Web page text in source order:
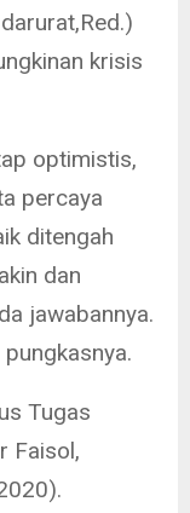
krisis
optimistis,
percaya
ditengah
dan
jawabannya.
Tugas
Faisol,